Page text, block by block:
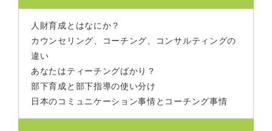
人財育成とはなにか？
カウンセリング、コーチング、コンサルティングの
違い
あなたはティーチングばかり？
部下育成と部下指導の使い分け
日本のコミュニケーション事情とコーチング事情